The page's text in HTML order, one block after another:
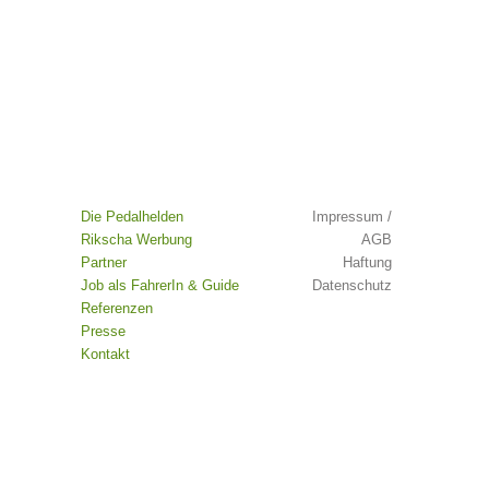
Die Pedalhelden
Rikscha Werbung
Partner
Job als FahrerIn & Guide
Referenzen
Presse
Kontakt
Impressum /
AGB
Haftung
Datenschutz